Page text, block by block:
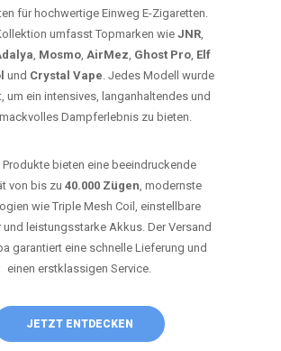
für hochwertige Einweg E-Zigaretten.
umfasst Topmarken wie JNR,
, Mosmo, AirMez, Ghost Pro, Elf
und Crystal Vape. Jedes Modell wurde
um ein intensives, langanhaltendes und
Dampferlebnis zu bieten.
Produkte bieten eine beeindruckende
von bis zu 40.000 Zügen, modernste
wie Triple Mesh Coil, einstellbare
leistungsstarke Akkus. Der Versand
garantiert eine schnelle Lieferung und
einen erstklassigen Service.
JETZT ENTDECKEN